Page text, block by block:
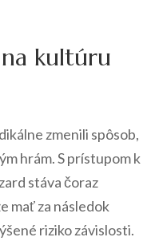
kultúru
zmenili spôsob,
hrám. S prístupom k
stáva čoraz
mať za následok
riziko závislosti.